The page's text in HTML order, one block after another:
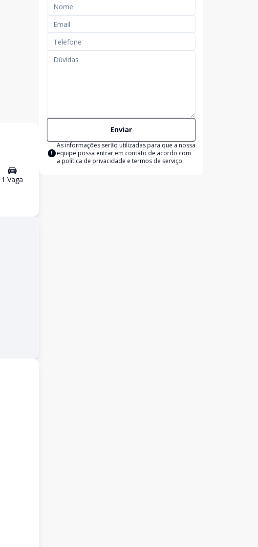
1 Vaga
Enviar
As informações serão utilizadas para que a nossa
equipe possa entrar em contato de acordo com
a política de privacidade e termos de serviço